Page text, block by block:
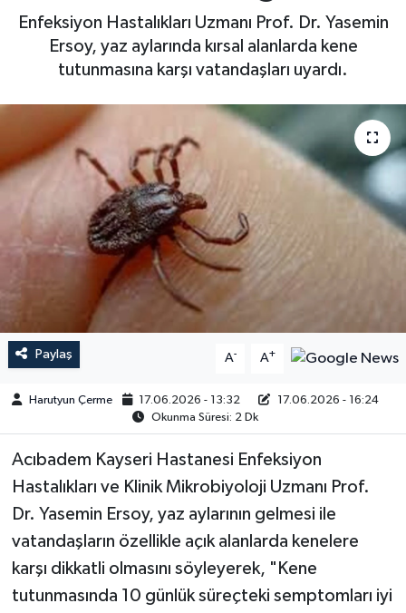
Enfeksiyon Hastalıkları Uzmanı Prof. Dr. Yasemin
Ersoy, yaz aylarında kırsal alanlarda kene
tutunmasına karşı vatandaşları uyardı.
Paylaş A- A+
Harutyun Çerme 17.06.2026 - 13:32
17.06.2026 - 16:24
Okunma Süresi: 2 Dk
Acıbadem Kayseri Hastanesi Enfeksiyon
Hastalıkları ve Klinik Mikrobiyoloji Uzmanı Prof.
Dr. Yasemin Ersoy, yaz aylarının gelmesi ile
vatandaşların özellikle açık alanlarda kenelere
karşı dikkatli olmasını söyleyerek, "Kene
tutunmasında 10 günlük süreçteki semptomları iyi